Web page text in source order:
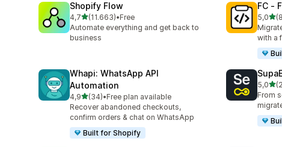
Shopify Flow
4,7de 5 estrelas
(11.663)
11663 total de avaliações
•Free
Automate everything and get back to
business
FC ‑
5,0de
89
with a
Whapi: WhatsApp API
Automation
4,9de 5 estrelas
(34)
34 total de avaliações
•Free plan available
Recover abandoned checkouts,
confirm orders & chat on WhatsApp
Built for Shopify
5,0de
201
From